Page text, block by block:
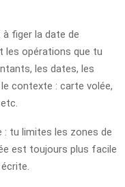
figer la date de
les opérations que tu
les dates, les
contexte : carte volée,
: tu limites les zones de
est toujours plus facile